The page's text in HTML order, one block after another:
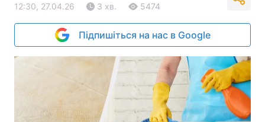
12:30, 27.04.26 3 хв. 5474
Підпишіться на нас в Google